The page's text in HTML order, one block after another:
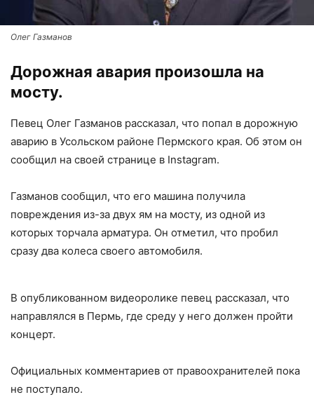
Олег Газманов
Дорожная авария произошла на
мосту.
Певец Олег Газманов рассказал, что попал в дорожную
аварию в Усольском районе Пермского края. Об этом он
сообщил на своей странице в Instagram.
Газманов сообщил, что его машина получила
повреждения из-за двух ям на мосту, из одной из
которых торчала арматура. Он отметил, что пробил
сразу два колеса своего автомобиля.
В опубликованном видеоролике певец рассказал, что
направлялся в Пермь, где среду у него должен пройти
концерт.
Официальных комментариев от правоохранителей пока
не поступало.